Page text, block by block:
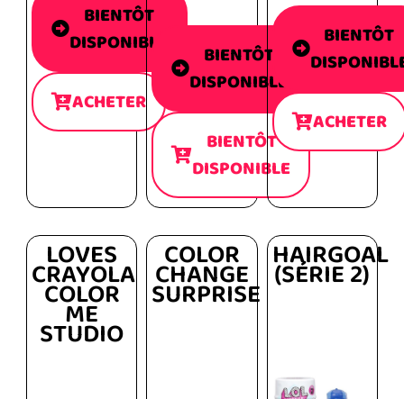
BIENTÔT
DISPONIBLE
ACHETER
BIENTÔT
DISPONIBLE
BIENTÔT
DISPONIBLE
BIENTÔT
ACHETER
LOVES
CRAYOLA
COLOR
ME
STUDIO
COLOR
CHANGE
SURPRISE
HAIRGOAL
(SÉRIE 2)